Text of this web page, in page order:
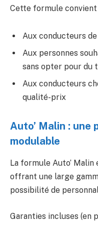
Cette formule
Aux conducteurs
Aux personnes
sans opter pour du
Aux conducteurs
qualité-prix
Auto’ Malin :
modulable
La formule Auto’
offrant une large
possibilité de
Garanties incluses (en